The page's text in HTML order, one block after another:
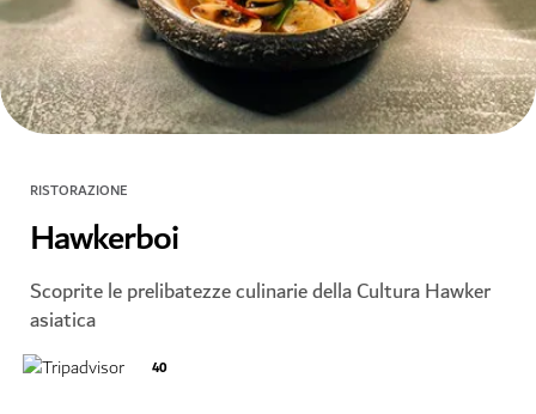
RISTORAZIONE
Hawkerboi
Scoprite le prelibatezze culinarie della Cultura Hawker
asiatica
40